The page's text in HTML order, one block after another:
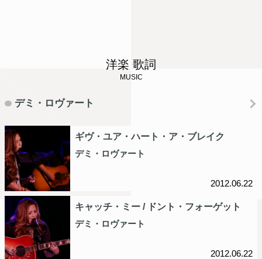
洋楽 歌詞
MUSIC
デミ・ロヴァート
ギヴ・ユア・ハート・ア・ブレイク
デミ・ロヴァート
2012.06.22
キャッチ・ミー / ドント・フォーゲット
デミ・ロヴァート
2012.06.22